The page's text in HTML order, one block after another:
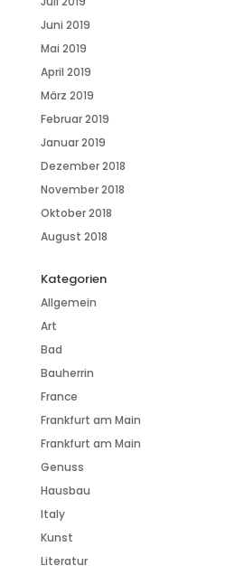
Juni 2019
Mai 2019
April 2019
März 2019
Februar 2019
Januar 2019
Dezember 2018
November 2018
Oktober 2018
August 2018
Kategorien
Allgemein
Art
Bad
Bauherrin
France
Frankfurt am Main
Frankfurt am Main
Genuss
Hausbau
Italy
Kunst
Literatur